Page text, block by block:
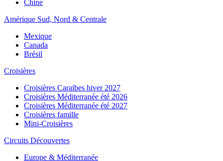
Chine
Amérique Sud, Nord & Centrale
Mexique
Canada
Brésil
Croisières
Croisières Caraïbes hiver 2027
Croisières Méditerranée été 2026
Croisières Méditerranée été 2027
Croisières famille
Mini-Croisières
Circuits Découvertes
Europe & Méditerranée